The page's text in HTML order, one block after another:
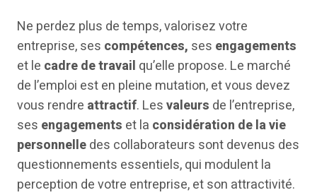
Ne perdez plus de temps, valorisez votre
entreprise, ses compétences, ses engagements
et le cadre de travail qu’elle propose. Le marché
de l’emploi est en pleine mutation, et vous devez
vous rendre attractif. Lesvaleurs de l’entreprise,
ses engagements et la considération de la vie
personnelledes collaborateurs sont devenus des
questionnements essentiels, qui modulent la
perception de votre entreprise, et son attractivité.